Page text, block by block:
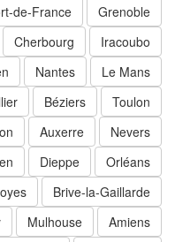
Grenoble
Fort-de-France
Iracoubo
Cherbourg
Le Mans
Nantes
Agen
Toulon
Béziers
Nevers
Auxerre
Dijon
Orléans
Dieppe
Rouen
Brive-la-Gaillarde
Troyes
Amiens
Mulhouse